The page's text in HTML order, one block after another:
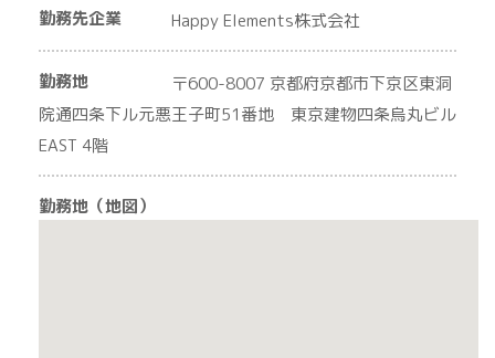
勤務先企業 Happy Elements株式会社
勤務地
〒600-8007 京都府京都市下京区東洞
院通四条下ル元悪王子町51番地 東京建物四条烏丸ビル
EAST 4階
勤務地（地図）